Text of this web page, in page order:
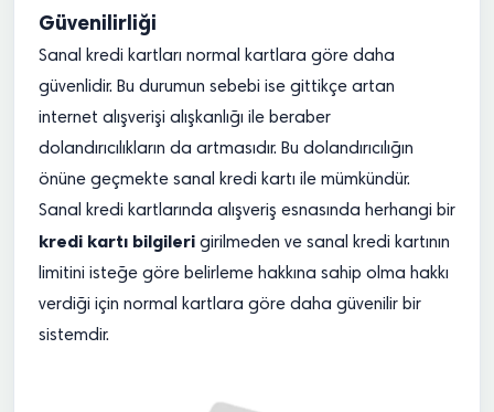
Güvenilirliği
Sanal kredi kartları normal kartlara göre daha
güvenlidir. Bu durumun sebebi ise gittikçe artan
internet alışverişi alışkanlığı ile beraber
dolandırıcılıkların da artmasıdır. Bu dolandırıcılığın
önüne geçmekte sanal kredi kartı ile mümkündür.
Sanal kredi kartlarında alışveriş esnasında herhangi bir
kredi kartı bilgileri girilmeden ve sanal kredi kartının
limitini isteğe göre belirleme hakkına sahip olma hakkı
verdiği için normal kartlara göre daha güvenilir bir
sistemdir.